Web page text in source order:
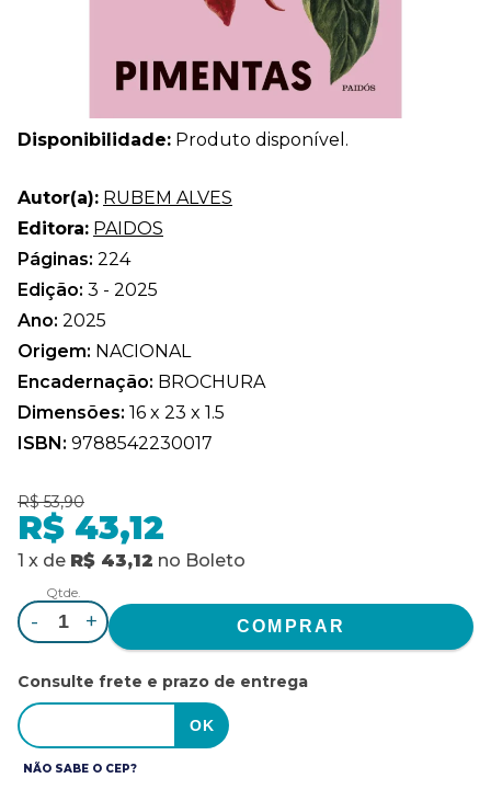
Disponibilidade: Produto disponível.
Autor(a): RUBEM ALVES
Editora: PAIDOS
Páginas: 224
Edição: 3 - 2025
Ano: 2025
Origem: NACIONAL
Encadernação: BROCHURA
Dimensões: 16 x 23 x 1.5
ISBN: 9788542230017
R$ 53,90
R$ 43,12
1 x de R$ 43,12 no Boleto
Qtde.
- +
Consulte frete e prazo de entrega
NÃO SABE O CEP?